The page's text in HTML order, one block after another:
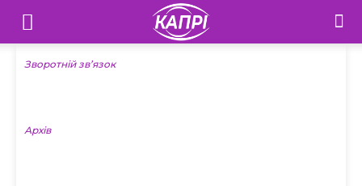
Телебачення
«Капрі»
Новини
Зворотній зв’язок
Архів